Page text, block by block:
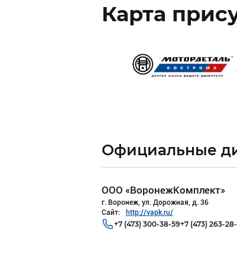
Карта
Официальные
+7 (473) 263-28-59